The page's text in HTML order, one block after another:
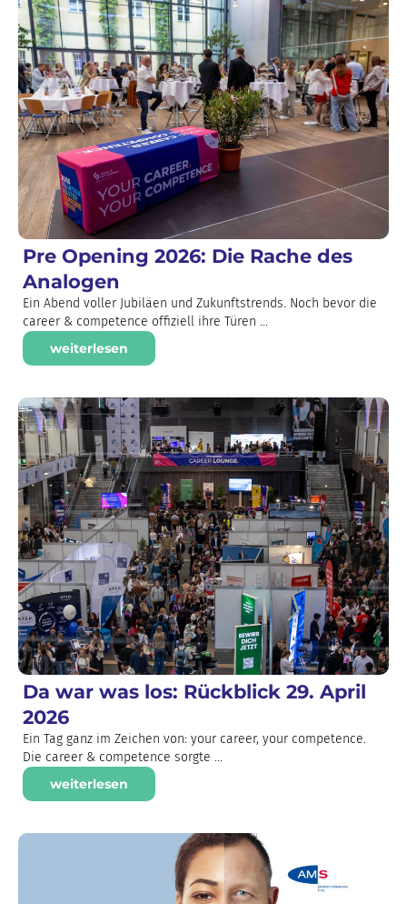
Pre Opening 2026: Die Rache des
Analogen
Ein Abend voller Jubiläen und Zukunftstrends. Noch bevor die
career & competence offiziell ihre Türen ...
weiterlesen
Da war was los: Rückblick 29. April
2026
Ein Tag ganz im Zeichen von: your career, your competence.
Die career & competence sorgte ...
weiterlesen